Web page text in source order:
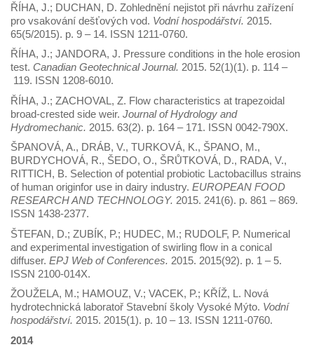
ŘÍHA, J.; DUCHAN, D. Zohlednění nejistot při návrhu zařízení
pro vsakování dešťových vod. Vodní hospodářství. 2015.
65(5/2015). p. 9 – 14. ISSN 1211-0760.
ŘÍHA, J.; JANDORA, J. Pressure conditions in the hole erosion
test. Canadian Geotechnical Journal. 2015. 52(1)(1). p. 114 –
119. ISSN 1208-6010.
ŘÍHA, J.; ZACHOVAL, Z. Flow characteristics at trapezoidal
broad-crested side weir. Journal of Hydrology and
Hydromechanic. 2015. 63(2). p. 164 – 171. ISSN 0042-790X.
ŠPANOVÁ, A., DRÁB, V., TURKOVÁ, K., ŠPANO, M.,
BURDYCHOVÁ, R., ŠEDO, O., ŠRŮTKOVÁ, D., RADA, V.,
RITTICH, B. Selection of potential probiotic Lactobacillus strains
of human originfor use in dairy industry. EUROPEAN FOOD
RESEARCH AND TECHNOLOGY. 2015. 241(6). p. 861 – 869.
ISSN 1438-2377.
ŠTEFAN, D.; ZUBÍK, P.; HUDEC, M.; RUDOLF, P. Numerical
and experimental investigation of swirling flow in a conical
diffuser. EPJ Web of Conferences. 2015. 2015(92). p. 1 – 5.
ISSN 2100-014X.
ŽOUŽELA, M.; HAMOUZ, V.; VACEK, P.; KŘÍŽ, L. Nová
hydrotechnická laboratoř Stavební školy Vysoké Mýto. Vodní
hospodářství. 2015. 2015(1). p. 10 – 13. ISSN 1211-0760.
2014